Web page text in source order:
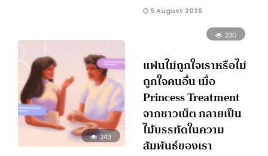
5 August 2026
243
230
แฟนไม่ถูกใจเราหรือไม่
ถูกใจคนอื่น เมื่อ
Princess Treatment
จากชาวเน็ต กลายเป็น
ไม้บรรทัดในความ
สัมพันธ์ของเรา